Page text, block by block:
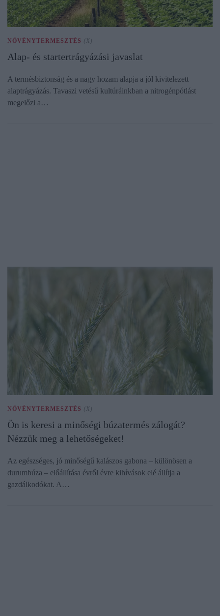
NÖVÉNYTERMESZTÉS (X)
Alap- és startertrágyázási javaslat
A termésbiztonság és a nagy hozam alapja a jól kivitelezett
alaptrágyázás. Tavaszi vetésű kultúráinkban a nitrogénpótlást
megelőzi a…
NÖVÉNYTERMESZTÉS (X)
Ön is keresi a minőségi búzatermés zálogát?
Nézzük meg a lehetőségeket!
Az egészséges, jó minőségű kalászos gabona – különösen a
durumbúza – előállítása évről évre kihívások elé állítja a
gazdálkodókat. A…